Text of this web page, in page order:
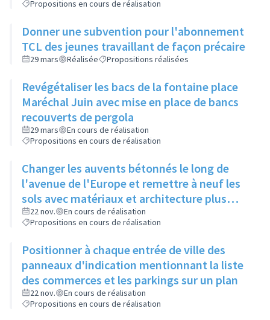
Propositions en cours de réalisation
Donner une subvention pour l'abonnement
TCL des jeunes travaillant de façon précaire
29 mars Réalisée Propositions réalisées
Revégétaliser les bacs de la fontaine place
Maréchal Juin avec mise en place de bancs
recouverts de pergola
29 mars
En cours de réalisation
Propositions en cours de réalisation
Changer les auvents bétonnés le long de
l'avenue de l'Europe et remettre à neuf les
sols avec matériaux et architecture plus
attractifs
22 nov.
En cours de réalisation
Propositions en cours de réalisation
Positionner à chaque entrée de ville des
panneaux d'indication mentionnant la liste
des commerces et les parkings sur un plan
22 nov.
En cours de réalisation
Propositions en cours de réalisation